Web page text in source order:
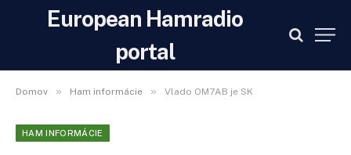
European Hamradio
portal
Domov » Ham informácie » Vlado OM7AB je SK
HAM INFORMÁCIE